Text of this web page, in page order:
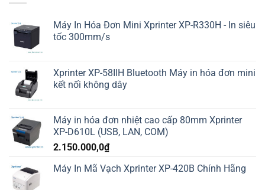
Máy In Hóa Đơn Mini Xprinter XP-R330H - In siêu
tốc 300mm/s
Xprinter XP-58IIH Bluetooth Máy in hóa đơn mini
kết nối không dây
Máy in hóa đơn nhiệt cao cấp 80mm Xprinter
XP-D610L (USB, LAN, COM)
2.150.000,0₫
Máy In Mã Vạch Xprinter XP-420B Chính Hãng